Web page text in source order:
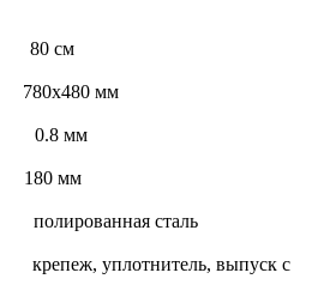
см
мм
0.8 мм
мм
сталь
уплотнитель, выпуск с